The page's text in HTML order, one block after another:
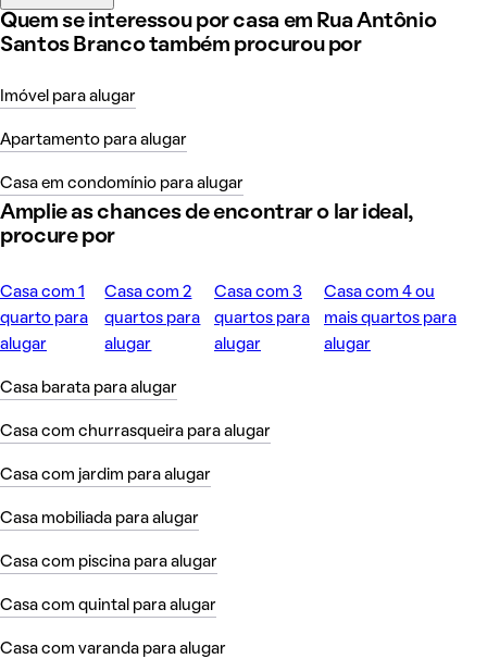
Quem se interessou por casa em Rua Antônio
Santos Branco também procurou por
Imóvel para alugar
Apartamento para alugar
Casa em condomínio para alugar
Amplie as chances de encontrar o lar ideal,
procure por
Casa com 1
quarto para
alugar
Casa com 2
quartos para
alugar
Casa com 3
quartos para
alugar
Casa com 4 ou
mais quartos para
alugar
Casa barata para alugar
Casa com churrasqueira para alugar
Casa com jardim para alugar
Casa mobiliada para alugar
Casa com piscina para alugar
Casa com quintal para alugar
Casa com varanda para alugar